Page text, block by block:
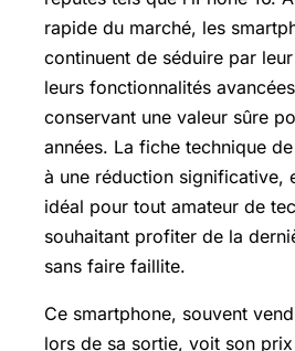
rapide du marché, les
continuent de séduire par
leurs fonctionnalités
conservant une valeur sûre
années. La fiche technique de
à une réduction significative,
idéal pour tout amateur de
souhaitant profiter de la
sans faire faillite.
Ce smartphone, souvent
lors de sa sortie, voit son